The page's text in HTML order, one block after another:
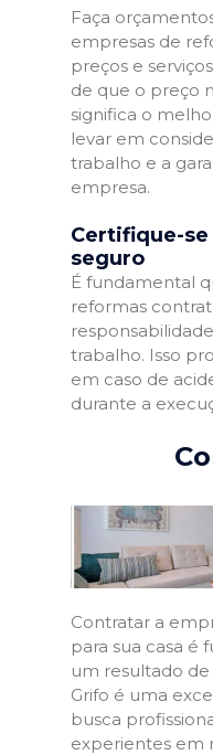
Faça
empresas de
preços e
de que o preço
significa o
levar em
trabalho e a
empresa.
Certifique-
seguro
É fundamental
reformas
trabalho. Isso
em caso de
durante a
Contratar a
para sua casa é
um resultado de
Grifo é uma
busca
experientes em